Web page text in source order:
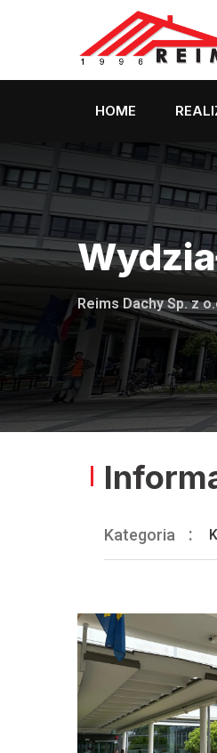
HOME
Reims Dachy Sp. z
Kategoria